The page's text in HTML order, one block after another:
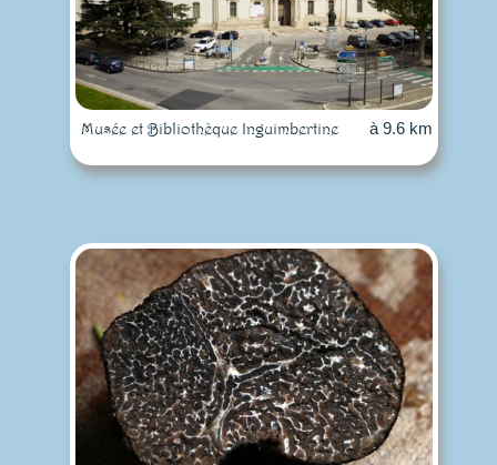
Musée et Bibliothèque Inguimbertine à 9.6 km